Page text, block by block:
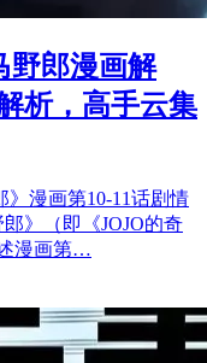
野郎漫画解
析，高手云集
》漫画第10-11话剧情
》（即《JOJO的奇
漫画第…